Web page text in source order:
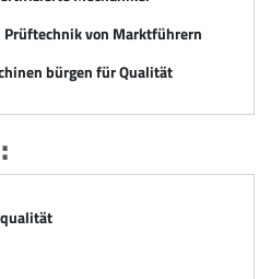
Prüftechnik von Marktführern
bürgen für Qualität